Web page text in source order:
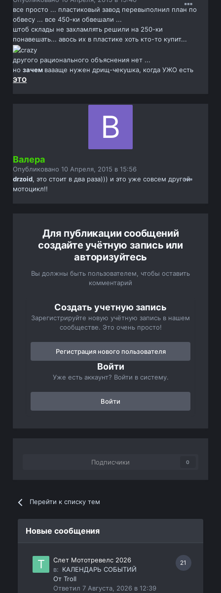
все просто ... пластиковый завод перевыполнил план по
обвесу ... все 450-ки обвешали ...
штоб склады не захламлять решили на 250-ки
понавешать... авось их в пластике хоть кто-то купит...
другого рационального объяснения нет ...
нозачем ваааще нужен дрищ-чекушка, когда УЖО есть
ЭТО
Валера
Опубликовано10 Апреля, 2015 в 15:56
drzoid, это стоит в два раза))) и это уже совсем другой
мотоцикл!!
Для публикации сообщений
создайте учётную запись или
авторизуйтесь
Вы должны быть пользователем, чтобы оставить
комментарий
Создать учетную запись
Зарегистрируйте новую учётную запись в нашем
сообществе. Это очень просто!
Регистрация нового пользователя
Войти
Уже есть аккаунт? Войти в систему.
Войти
Подписчики 0
Перейти к списку тем
Новые сообщения
21
Слет Мототревелс 2026
в: КАЛЕНДАРЬ СОБЫТИЙ
ОтTroll
Ответил7 Августа, 2026 в 12:39